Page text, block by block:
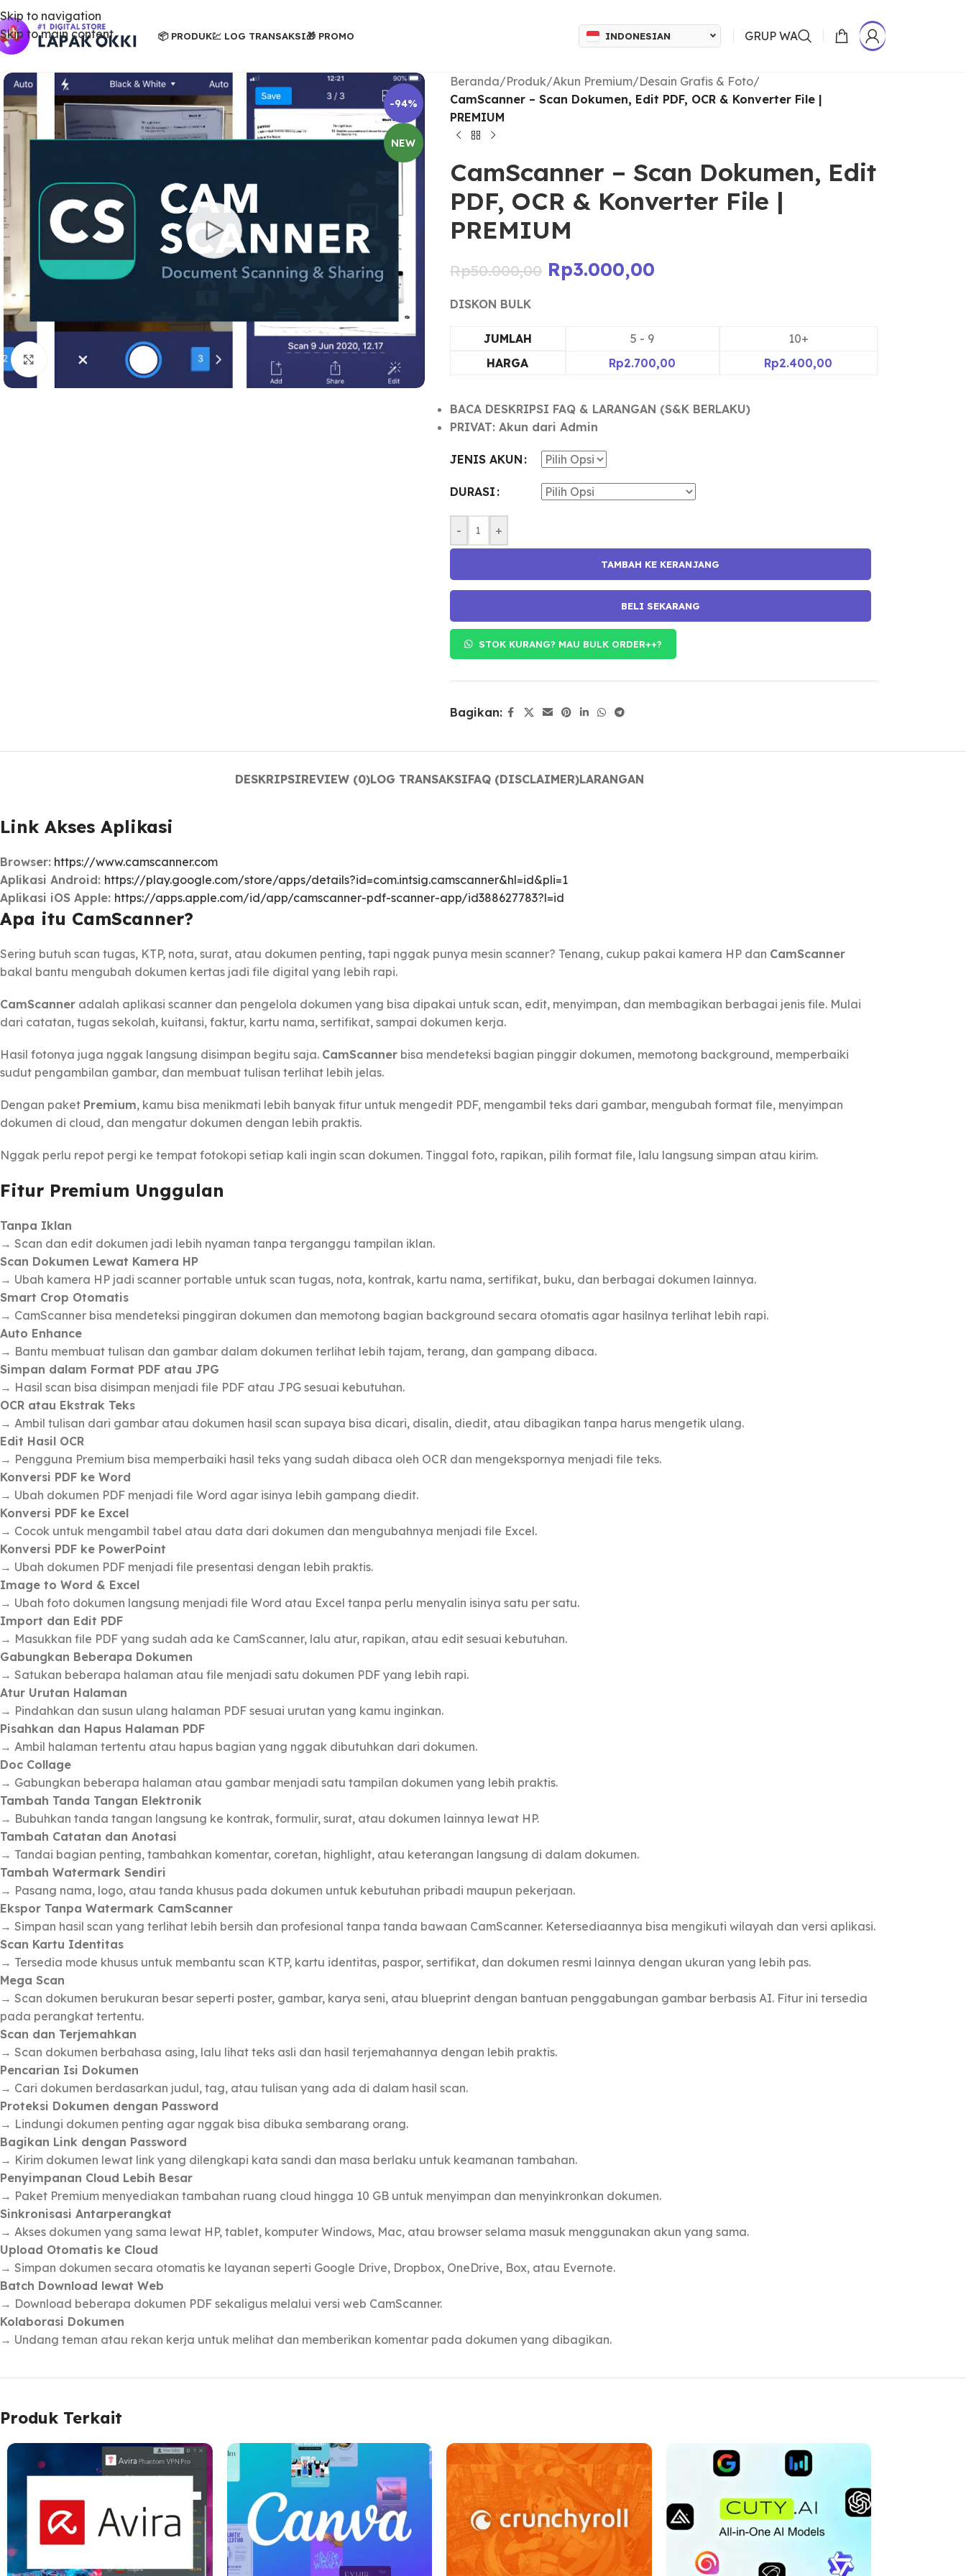
Skip to navigation
Skip to main content
📦 PRODUK💹 LOG TRANSAKSI🎁 PROMO INDONESIAN GRUP WA
-94%
NEW
Klik buat memperbesar
Beranda/Produk/Akun Premium/Desain Grafis & Foto/
CamScanner – Scan Dokumen, Edit PDF, OCR & Konverter File |
PREMIUM
CamScanner – Scan Dokumen, Edit
PDF, OCR & Konverter File |
PREMIUM
Rp50.000,00 Rp3.000,00
JUMLAH 5 - 9
10+
HARGA
Rp2.700,00 Rp2.400,00
BACA DESKRIPSI FAQ & LARANGAN (S&K BERLAKU)
PRIVAT: Akun dari Admin
JENIS AKUN
DURASI
- +
TAMBAH KE KERANJANG
BELI SEKARANG
STOK KURANG? MAU BULK ORDER++?
Bagikan:
DESKRIPSIREVIEW (0)LOG TRANSAKSIFAQ (DISCLAIMER)LARANGAN
Link Akses Aplikasi
Browser: https://www.camscanner.com
Aplikasi Android: https://play.google.com/store/apps/details?id=com.intsig.camscanner&hl=id&pli=1
Aplikasi iOS Apple: https://apps.apple.com/id/app/camscanner-pdf-scanner-app/id388627783?l=id
Apa itu CamScanner?
Sering butuh scan tugas, KTP, nota, surat, atau dokumen penting, tapi nggak punya mesin scanner? Tenang, cukup pakai kamera HP dan CamScanner
bakal bantu mengubah dokumen kertas jadi file digital yang lebih rapi.
CamScanner adalah aplikasi scanner dan pengelola dokumen yang bisa dipakai untuk scan, edit, menyimpan, dan membagikan berbagai jenis file. Mulai
dari catatan, tugas sekolah, kuitansi, faktur, kartu nama, sertifikat, sampai dokumen kerja.
Hasil fotonya juga nggak langsung disimpan begitu saja. CamScanner bisa mendeteksi bagian pinggir dokumen, memotong background, memperbaiki
sudut pengambilan gambar, dan membuat tulisan terlihat lebih jelas.
Dengan paket Premium, kamu bisa menikmati lebih banyak fitur untuk mengedit PDF, mengambil teks dari gambar, mengubah format file, menyimpan
dokumen di cloud, dan mengatur dokumen dengan lebih praktis.
Nggak perlu repot pergi ke tempat fotokopi setiap kali ingin scan dokumen. Tinggal foto, rapikan, pilih format file, lalu langsung simpan atau kirim.
Fitur Premium Unggulan
Tanpa Iklan
→ Scan dan edit dokumen jadi lebih nyaman tanpa terganggu tampilan iklan.
Scan Dokumen Lewat Kamera HP
→ Ubah kamera HP jadi scanner portable untuk scan tugas, nota, kontrak, kartu nama, sertifikat, buku, dan berbagai dokumen lainnya.
Smart Crop Otomatis
→ CamScanner bisa mendeteksi pinggiran dokumen dan memotong bagian background secara otomatis agar hasilnya terlihat lebih rapi.
Auto Enhance
→ Bantu membuat tulisan dan gambar dalam dokumen terlihat lebih tajam, terang, dan gampang dibaca.
Simpan dalam Format PDF atau JPG
→ Hasil scan bisa disimpan menjadi file PDF atau JPG sesuai kebutuhan.
OCR atau Ekstrak Teks
→ Ambil tulisan dari gambar atau dokumen hasil scan supaya bisa dicari, disalin, diedit, atau dibagikan tanpa harus mengetik ulang.
Edit Hasil OCR
→ Pengguna Premium bisa memperbaiki hasil teks yang sudah dibaca oleh OCR dan mengekspornya menjadi file teks.
Konversi PDF ke Word
→ Ubah dokumen PDF menjadi file Word agar isinya lebih gampang diedit.
Konversi PDF ke Excel
→ Cocok untuk mengambil tabel atau data dari dokumen dan mengubahnya menjadi file Excel.
Konversi PDF ke PowerPoint
→ Ubah dokumen PDF menjadi file presentasi dengan lebih praktis.
Image to Word & Excel
→ Ubah foto dokumen langsung menjadi file Word atau Excel tanpa perlu menyalin isinya satu per satu.
Import dan Edit PDF
→ Masukkan file PDF yang sudah ada ke CamScanner, lalu atur, rapikan, atau edit sesuai kebutuhan.
Gabungkan Beberapa Dokumen
→ Satukan beberapa halaman atau file menjadi satu dokumen PDF yang lebih rapi.
Atur Urutan Halaman
→ Pindahkan dan susun ulang halaman PDF sesuai urutan yang kamu inginkan.
Pisahkan dan Hapus Halaman PDF
→ Ambil halaman tertentu atau hapus bagian yang nggak dibutuhkan dari dokumen.
Doc Collage
→ Gabungkan beberapa halaman atau gambar menjadi satu tampilan dokumen yang lebih praktis.
Tambah Tanda Tangan Elektronik
→ Bubuhkan tanda tangan langsung ke kontrak, formulir, surat, atau dokumen lainnya lewat HP.
Tambah Catatan dan Anotasi
→ Tandai bagian penting, tambahkan komentar, coretan, highlight, atau keterangan langsung di dalam dokumen.
Tambah Watermark Sendiri
→ Pasang nama, logo, atau tanda khusus pada dokumen untuk kebutuhan pribadi maupun pekerjaan.
Ekspor Tanpa Watermark CamScanner
→ Simpan hasil scan yang terlihat lebih bersih dan profesional tanpa tanda bawaan CamScanner. Ketersediaannya bisa mengikuti wilayah dan versi aplikasi.
Scan Kartu Identitas
→ Tersedia mode khusus untuk membantu scan KTP, kartu identitas, paspor, sertifikat, dan dokumen resmi lainnya dengan ukuran yang lebih pas.
Mega Scan
→ Scan dokumen berukuran besar seperti poster, gambar, karya seni, atau blueprint dengan bantuan penggabungan gambar berbasis AI. Fitur ini tersedia
pada perangkat tertentu.
Scan dan Terjemahkan
→ Scan dokumen berbahasa asing, lalu lihat teks asli dan hasil terjemahannya dengan lebih praktis.
Pencarian Isi Dokumen
→ Cari dokumen berdasarkan judul, tag, atau tulisan yang ada di dalam hasil scan.
Proteksi Dokumen dengan Password
→ Lindungi dokumen penting agar nggak bisa dibuka sembarang orang.
Bagikan Link dengan Password
→ Kirim dokumen lewat link yang dilengkapi kata sandi dan masa berlaku untuk keamanan tambahan.
Penyimpanan Cloud Lebih Besar
→ Paket Premium menyediakan tambahan ruang cloud hingga 10 GB untuk menyimpan dan menyinkronkan dokumen.
Sinkronisasi Antarperangkat
→ Akses dokumen yang sama lewat HP, tablet, komputer Windows, Mac, atau browser selama masuk menggunakan akun yang sama.
Upload Otomatis ke Cloud
→ Simpan dokumen secara otomatis ke layanan seperti Google Drive, Dropbox, OneDrive, Box, atau Evernote.
Batch Download lewat Web
→ Download beberapa dokumen PDF sekaligus melalui versi web CamScanner.
Kolaborasi Dokumen
→ Undang teman atau rekan kerja untuk melihat dan memberikan komentar pada dokumen yang dibagikan.
Produk Terkait